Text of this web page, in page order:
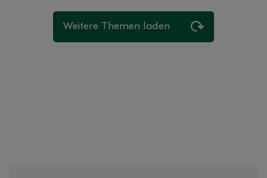
Weitere Themen laden